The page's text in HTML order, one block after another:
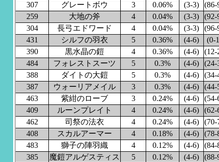
307
グレートボウ 3 0.06% (3-3)
(86-
259
大地の斧 4 0.04% (3-3)
(92-
304
長弓エドワード 4 0.04% (3-3)
(96-
431
シルフの羽衣 5 0.36% (4-6)
(0-
390
黒水晶の鎧 4 0.36% (4-6)
(12-
484
フォレストスーツ 5 0.3% (4-6)
(24-
388
ダイトの大鎧 5 0.3% (4-6)
(34-
387
ウォーリアメイル 3 0.3% (4-6)
(44-
463
紫紺のローブ 3 0.24% (4-6)
(54-
409
ルーンプレイト 4 0.24% (4-6)
(62-
462
司祭の法衣 4 0.24% (4-6)
(70-
408
スカルアーマー 4 0.18% (4-6)
(78-
483
獅子の陣羽織 4 0.12% (4-6)
(84-
385
魔鎧アルゲスティス 5 0.12% (4-6)
(88-